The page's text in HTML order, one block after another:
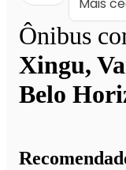
Ônibus
Xingu,
Belo